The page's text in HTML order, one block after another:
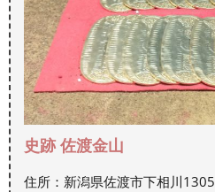
史跡 佐渡金山
住所：新潟県佐渡市下相川1305